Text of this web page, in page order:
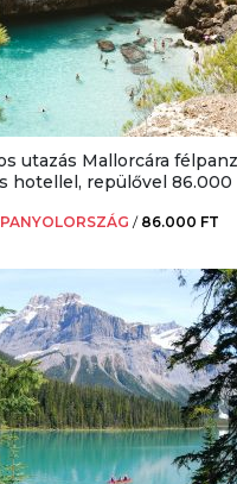
utazás Mallorcára
hotellel, repülővel 86.000
/ 86.000 FT